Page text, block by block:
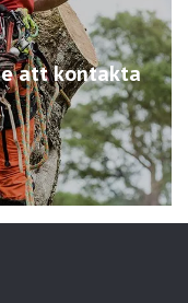
att kontakta